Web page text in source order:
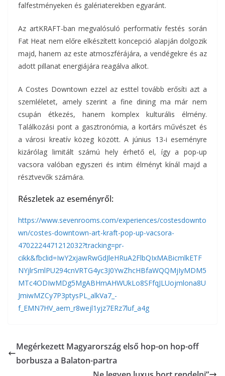
falfestményeken és galériaterekben egyaránt.
Az artKRAFT-ban megvalósuló performatív festés során
Fat Heat nem előre elkészített koncepció alapján dolgozik
majd, hanem az este atmoszférájára, a vendégekre és az
adott pillanat energiájára reagálva alkot.
A Costes Downtown ezzel az esttel tovább erősíti azt a
szemléletet, amely szerint a fine dining ma már nem
csupán étkezés, hanem komplex kulturális élmény.
Találkozási pont a gasztronómia, a kortárs művészet és
a városi kreatív közeg között. A június 13-i eseményre
kizárólag limitált számú hely érhető el, így a pop-up
vacsora valóban egyszeri és intim élményt kínál majd a
résztvevők számára.
Részletek az eseményről:
https://www.sevenrooms.com/experiences/costesdownto
wn/costes-downtown-art-kraft-pop-up-vacsora-
4702224471212032?tracking=pr-
cikk&fbclid=IwY2xjawRwGdJleHRuA2FlbQIxMABicmlkETF
NYjlrSmlPU294cnVRTG4yc3J0YwZhcHBfaWQQMjIyMDM5
MTc4ODIwMDg5MgABHmAHWUkLo8SFfqJLUojmlona8U
JmiwMZCy7P3ptysPL_alkVa7_-
f_EMN7HV_aem_r8wejl1yjz7ERz7luf_a4g
Megérkezett Magyarország első hop-on hop-off
borbusza a Balaton-partra